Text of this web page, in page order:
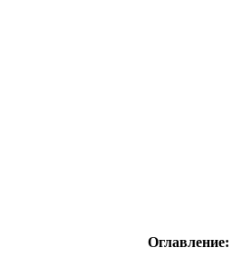
Оглавление: